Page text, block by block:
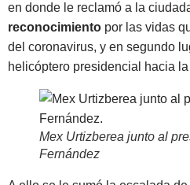
en donde le reclamó a la
reconocimiento por las vidas
del coronavirus, y en segundo
helicóptero presidencial hacia
Mex Urtizberea junto al
Fernández